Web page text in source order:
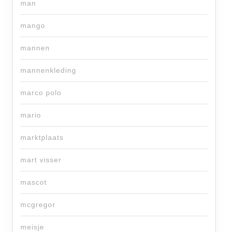
man
mango
mannen
mannenkleding
marco polo
mario
marktplaats
mart visser
mascot
mcgregor
meisje